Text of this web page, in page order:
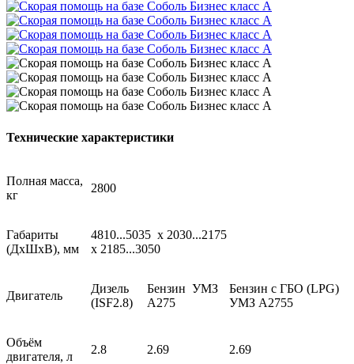
Технические характеристики
Полная масса,
кг
2800
Габариты
(ДxШxВ), мм
4810...5035 х 2030...2175
х 2185...3050
Двигатель
Дизель
(ISF2.8)
Бензин УМЗ
А275
Бензин с ГБО (LPG)
УМЗ А2755
Объём
двигателя, л
2.8 2.69 2.69